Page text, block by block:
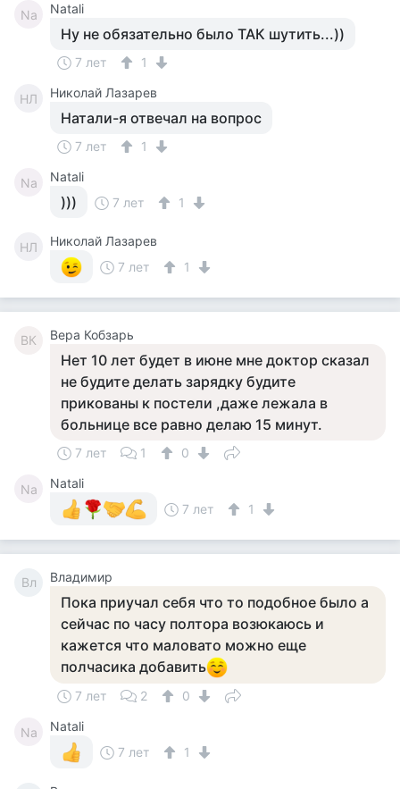
Na Natali
Ну не обязательно было ТАК шутить...))
7 лет 1
НЛ Николай Лазарев
Натали-я отвечал на вопрос
7 лет 1
Na Natali
))) 7 лет 1
НЛ
Николай Лазарев
7 лет
1
ВК Вера Кобзарь
Нет 10 лет будет в июне мне доктор сказал
не будите делать зарядку будите
прикованы к постели ,даже лежала в
больнице все равно делаю 15 минут.
7 лет 1 0
Na
Natali
7 лет
1
Вл Владимир
Пока приучал себя что то подобное было а
сейчас по часу полтора возюкаюсь и
кажется что маловато можно еще
полчасика добавить
7 лет 2 0
Na
Natali
7 лет
1